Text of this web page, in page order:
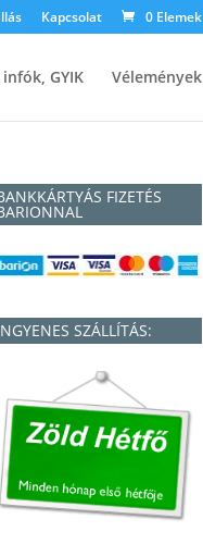
Kapcsolat 0 Elemek
GYIK Vélemények
FIZETÉS
SZÁLLÍTÁS: